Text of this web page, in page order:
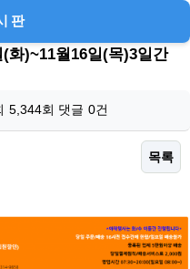
판
화)~11월16일(목)3일간
5,344회 댓글 0건
목록